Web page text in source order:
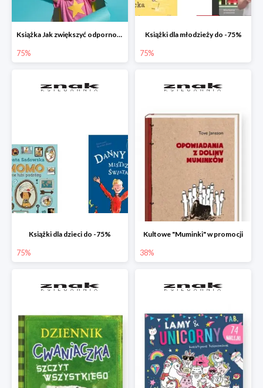
Książka Jak zwiększyć odporność swojego dziecka w promocji
75%
Książki dla młodzieży do -75%
75%
Książki dla dzieci do -75%
75%
Kultowe "Muminki" w promocji
38%